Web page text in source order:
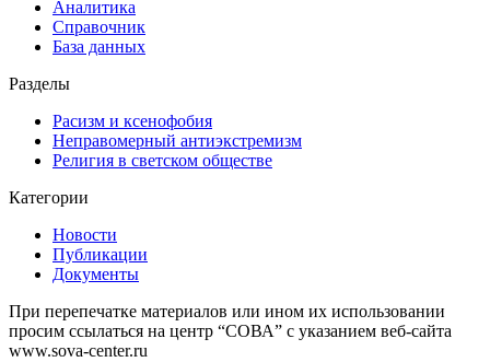
Аналитика
Справочник
База данных
Разделы
Расизм и ксенофобия
Неправомерный антиэкстремизм
Религия в светском обществе
Категории
Новости
Публикации
Документы
При перепечатке материалов или ином их использовании
просим ссылаться на центр “СОВА” с указанием веб-сайта
www.sova-center.ru